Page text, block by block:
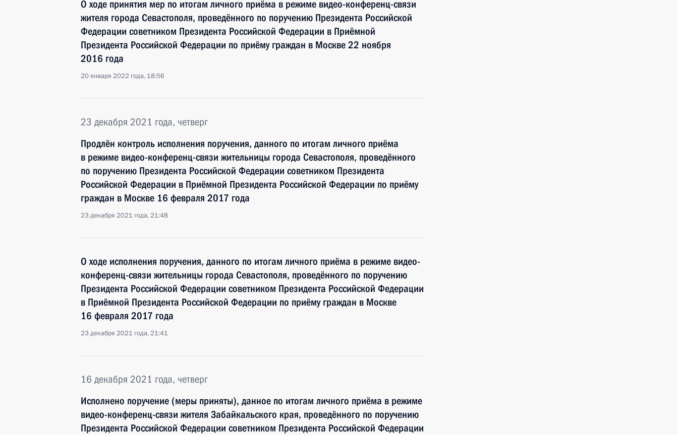
О ходе принятия мер по итогам личного приёма в режиме видео-конференц-связи
жителя города Севастополя, проведённого по поручению Президента Российской
Федерации советником Президента Российской Федерации в Приёмной
Президента Российской Федерации по приёму граждан в Москве 22 ноября
2016 года
20 января 2022 года, 18:56
23 декабря 2021 года, четверг
Продлён контроль исполнения поручения, данного по итогам личного приёма
в режиме видео-конференц-связи жительницы города Севастополя, проведённого
по поручению Президента Российской Федерации советником Президента
Российской Федерации в Приёмной Президента Российской Федерации по приёму
граждан в Москве 16 февраля 2017 года
23 декабря 2021 года, 21:48
О ходе исполнения поручения, данного по итогам личного приёма в режиме видео-
конференц-связи жительницы города Севастополя, проведённого по поручению
Президента Российской Федерации советником Президента Российской Федерации
в Приёмной Президента Российской Федерации по приёму граждан в Москве
16 февраля 2017 года
23 декабря 2021 года, 21:41
16 декабря 2021 года, четверг
Исполнено поручение (меры приняты), данное по итогам личного приёма в режиме
видео-конференц-связи жителя Забайкальского края, проведённого по поручению
Президента Российской Федерации советником Президента Российской Федерации